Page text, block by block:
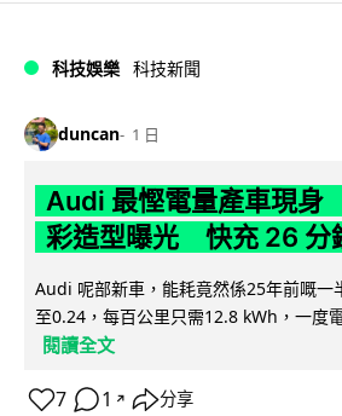
科技娛樂 科技新聞
duncan 1 日
Audi 最慳電量產車現
彩造型曝光 快充 26 分
Audi 呢部新車，能耗竟然係25年前嘅
至0.24，每百公里只需12.8 kWh，一度
閱讀全文
7 1 ↗ 分享